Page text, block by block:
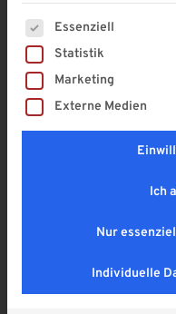
Unsere
Entdecken Sie die
– modern, funktional
Es folgt eine Liste der
Essenziell
Statistik
Marketing
Externe Medien
Ich
Nur
Individuelle